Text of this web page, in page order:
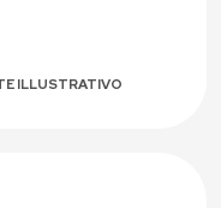
ILLUSTRATIVO